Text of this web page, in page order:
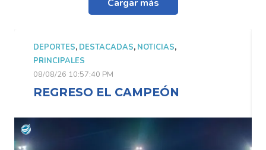
Cargar más
DEPORTES, DESTACADAS, NOTICIAS,
PRINCIPALES
08/08/26 10:57:40 PM
REGRESO EL CAMPEÓN